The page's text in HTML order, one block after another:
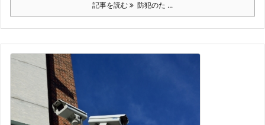
記事を読む 防犯のた ...